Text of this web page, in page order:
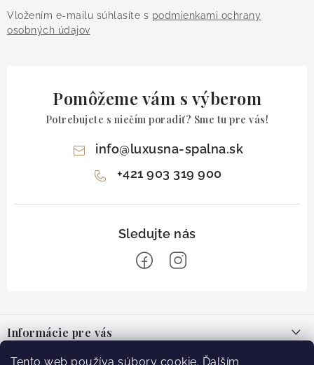
Tento web používa súbory cookie. Ďalším
Vložením e-mailu súhlasíte s podmienkami ochrany
osobných údajov
Pomôžeme vám s výberom
Potrebujete s niečím poradiť? Sme tu pre vás!
info@luxusna-spalna.sk
+421 903 319 900
pInformácie pre vás
O nás